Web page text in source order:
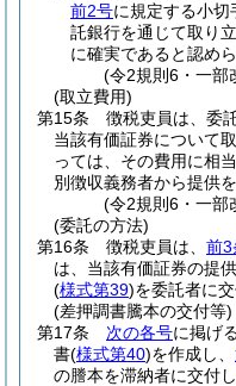
前2号に規定する小
託銀行を通じて取り
に確実であると認め
(令2規則6・一部
(取立費用)
第15条
徴税吏員は、委
当該有価証券について
っては、その費用に相
別徴収義務者から提供
(令2規則6・一部
(委託の方法)
第16条
徴税吏員は、 前3
は、当該有価証券の提
(様式第39)を委託者に
(差押調書騰本の交付等)
第17条
次の各号に掲げ
書(様式第40)を作成し、
の謄本を滞納者に交付